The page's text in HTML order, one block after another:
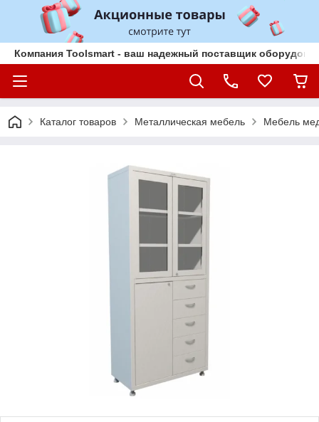
Компания Toolsmart - ваш надежный поставщик
Каталог товаров Металлическая мебель Мебель